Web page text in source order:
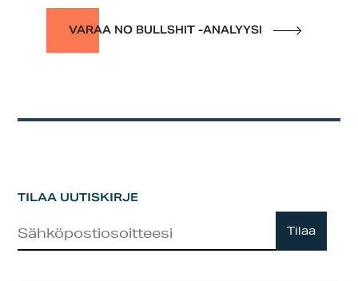
VARAA NO BULLSHIT -ANALYYSI
TILAA UUTISKIRJE
Tilaa